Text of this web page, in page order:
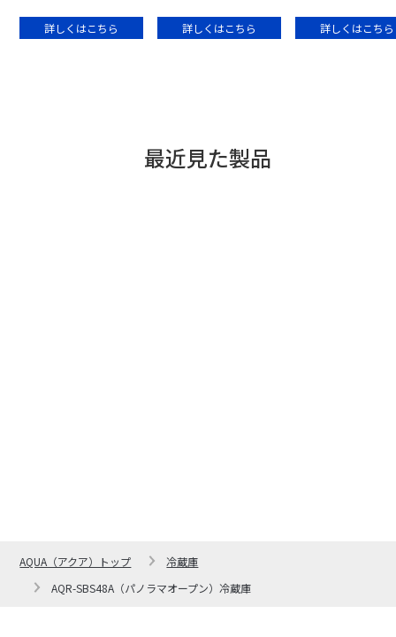
詳しくはこちら 詳しくはこちら 詳しくはこちら
最近見た製品
AQUA（アクア）トップ
冷蔵庫
AQR-SBS48A（パノラマオープン）冷蔵庫